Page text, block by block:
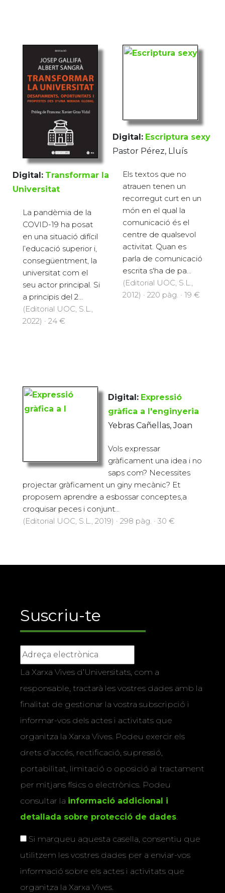
Digital: Transformar la
Universitat
La pandèmia de la
COVID-19 ha posat
en una situació difícil
l’educació superior i,
consegüentment, la
universitat com el
seu actor principal. Si
a principis del 2...
(Editorial UOC, S.L.,
2022) · 24 €
Digital: Escriptura sexy
Pastor Pérez, Lluís
Els textos que no
atrauen tenen un
recorregut curt en un
món en el qual la
comunicació és el
centre de qualsevol
activitat. Quan es
parla de comunicació
escrita s'ha de pa...
(Editorial UOC, S.L.,
2012) · 220 pàg. · 19 €
Digital: Expressió
gràfica a l'enginyeria
Yebras Cañellas, Joan
Vols expressar
gràficament una idea i no
saps com? Necessites
projectar gràficament un giny mecànic? Et
proposem aprendre a esbossar conceptes,a
croquisar peces i conjunt...
(Editorial UOC, S.L., 2019) · 298 pàg. · 30 €
Suscriu-te
La Xarxa Vives d’Universitats, com a
responsable, tractarà les vostres dades amb la
finalitat de gestionar la vostra subscripció i
informar-vos dels actes i activitats que
organitza la Xarxa Vives. Podeu exercir els
drets d’accés, rectificació, supressió,
portabilitat, limitació o oposició al tractament
per mitjans físics o electrònics. Podeu
consultar la informació addicional i
detallada sobre protecció de dades.
Si marqueu aquesta casella, consentiu que
utilitzem les vostres dades per a enviar-vos
informació sobre els actes i activitats que
organitza la Xarxa Vives.